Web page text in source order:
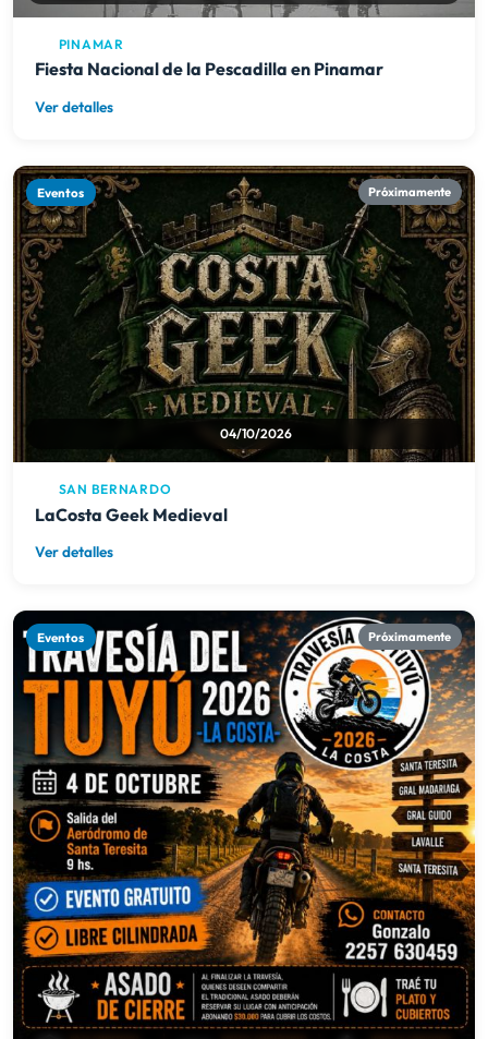
PINAMAR
Fiesta Nacional de la Pescadilla en Pinamar
Ver detalles
Eventos Próximamente
04/10/2026
SAN BERNARDO
LaCosta Geek Medieval
Ver detalles
Eventos Próximamente